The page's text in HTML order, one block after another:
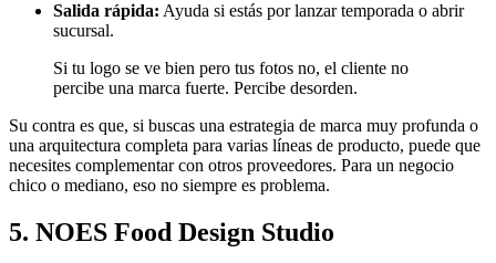
Salida rápida: Ayuda si estás por lanzar temporada o abrir
sucursal.
Si tu logo se ve bien pero tus fotos no, el cliente no
percibe una marca fuerte. Percibe desorden.
Su contra es que, si buscas una estrategia de marca muy profunda o
una arquitectura completa para varias líneas de producto, puede que
necesites complementar con otros proveedores. Para un negocio
chico o mediano, eso no siempre es problema.
5. NOES Food Design Studio